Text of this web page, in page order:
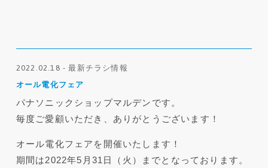
2022.02.18 - 最新チラシ情報
オール電化フェア
パナソニックショップマルデンです。
毎度ご愛顧いただき、ありがとうございます！
オール電化フェアを開催いたします！
期間は2022年5月31日（火）までとなっております。